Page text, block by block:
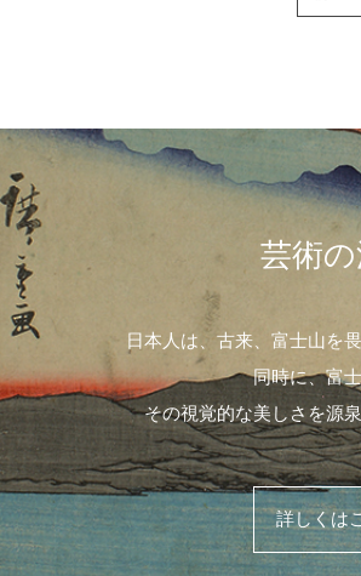
芸術
日本人は、古来、富士山を
同時に、富
その視覚的な美しさを源
詳しくは